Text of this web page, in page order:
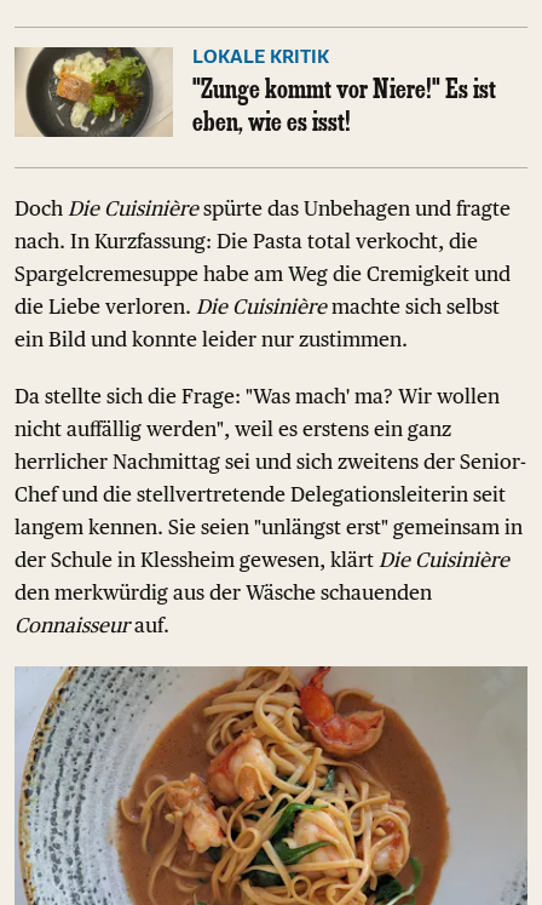
LOKALE KRITIK
"Zunge kommt vor Niere!" Es ist
eben, wie es isst!
Doch Die Cuisinièrespürte das Unbehagen und fragte
nach. In Kurzfassung: Die Pasta total verkocht, die
Spargelcremesuppe habe am Weg die Cremigkeit und
die Liebe verloren. Die Cuisinièremachte sich selbst
ein Bild und konnte leider nur zustimmen.
Da stellte sich die Frage: "Was mach' ma? Wir wollen
nicht auffällig werden", weil es erstens ein ganz
herrlicher Nachmittag sei und sich zweitens der Senior-
Chef und die stellvertretende Delegationsleiterin seit
langem kennen. Sie seien "unlängst erst" gemeinsam in
der Schule in Klessheim gewesen, klärt Die Cuisinière
den merkwürdig aus der Wäsche schauenden
Connaisseurauf.